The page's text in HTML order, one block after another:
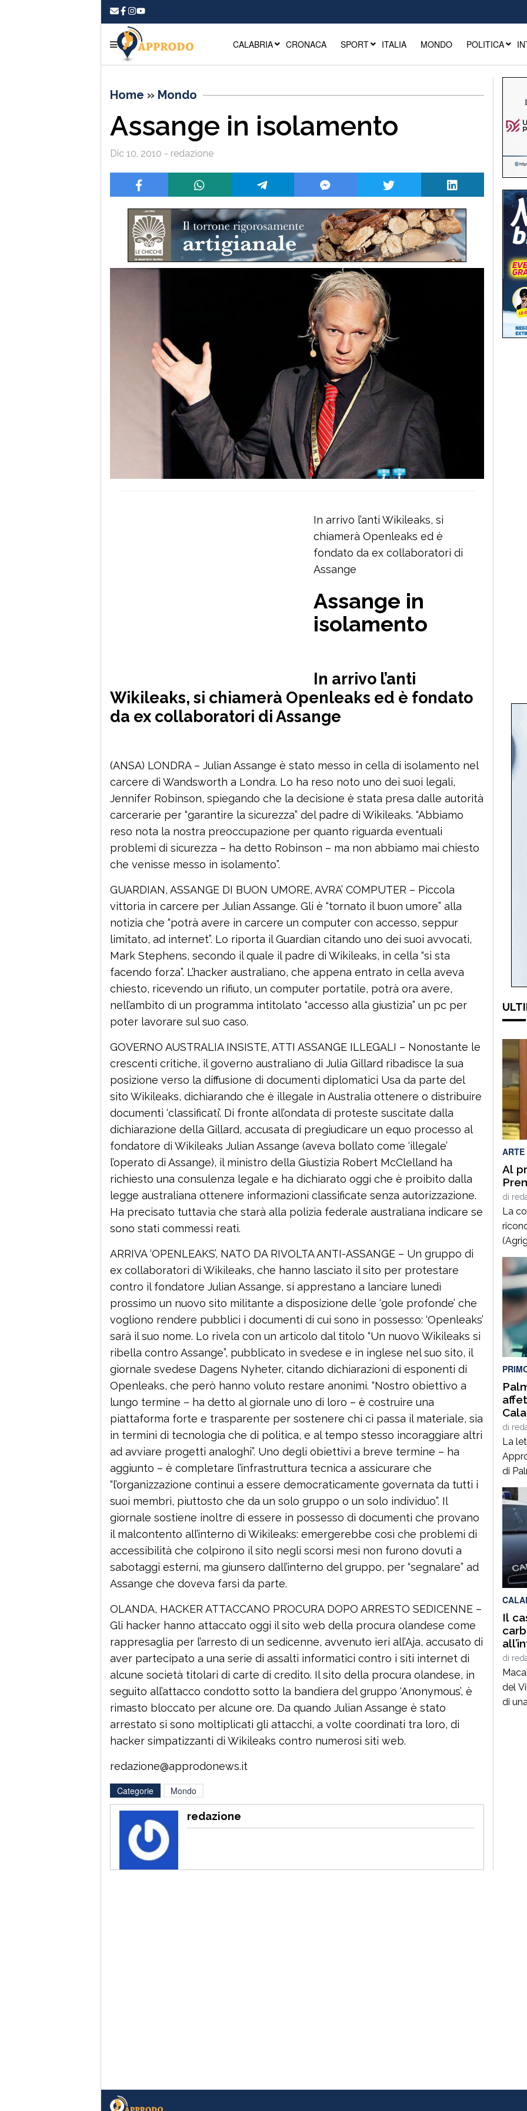
CALABRIA CRONACA SPORT ITALIA MONDO POLITICA
Home » Mondo
Assange in isolamento
Dic 10, 2010 - redazione
In arrivo l’anti Wikileaks, si
chiamerà Openleaks ed è
fondato da ex collaboratori di
Assange
Assange in
isolamento
In arrivo l’anti
Wikileaks, si chiamerà Openleaks ed è fondato
da ex collaboratori di Assange
(ANSA) LONDRA – Julian Assange è stato messo in cella di isolamento nel
carcere di Wandsworth a Londra. Lo ha reso noto uno dei suoi legali,
Jennifer Robinson, spiegando che la decisione è stata presa dalle autorità
carcerarie per “garantire la sicurezza” del padre di Wikileaks. “Abbiamo
reso nota la nostra preoccupazione per quanto riguarda eventuali
problemi di sicurezza – ha detto Robinson – ma non abbiamo mai chiesto
che venisse messo in isolamento”.
GUARDIAN, ASSANGE DI BUON UMORE, AVRA’ COMPUTER – Piccola
vittoria in carcere per Julian Assange. Gli è “tornato il buon umore” alla
notizia che “potrà avere in carcere un computer con accesso, seppur
limitato, ad internet”. Lo riporta il Guardian citando uno dei suoi avvocati,
Mark Stephens, secondo il quale il padre di Wikileaks, in cella “si sta
facendo forza”. L’hacker australiano, che appena entrato in cella aveva
chiesto, ricevendo un rifiuto, un computer portatile, potrà ora avere,
nell’ambito di un programma intitolato “accesso alla giustizia” un pc per
poter lavorare sul suo caso.
GOVERNO AUSTRALIA INSISTE, ATTI ASSANGE ILLEGALI – Nonostante le
crescenti critiche, il governo australiano di Julia Gillard ribadisce la sua
posizione verso la diffusione di documenti diplomatici Usa da parte del
sito Wikileaks, dichiarando che è illegale in Australia ottenere o distribuire
documenti ‘classificati’. Di fronte all’ondata di proteste suscitate dalla
dichiarazione della Gillard, accusata di pregiudicare un equo processo al
fondatore di Wikileaks Julian Assange (aveva bollato come ‘illegale’
l’operato di Assange), il ministro della Giustizia Robert McClelland ha
richiesto una consulenza legale e ha dichiarato oggi che è proibito dalla
legge australiana ottenere informazioni classificate senza autorizzazione.
Ha precisato tuttavia che starà alla polizia federale australiana indicare se
sono stati commessi reati.
ARRIVA ‘OPENLEAKS’, NATO DA RIVOLTA ANTI-ASSANGE – Un gruppo di
ex collaboratori di Wikileaks, che hanno lasciato il sito per protestare
contro il fondatore Julian Assange, si apprestano a lanciare lunedì
prossimo un nuovo sito militante a disposizione delle ‘gole profonde’ che
vogliono rendere pubblici i documenti di cui sono in possesso: ‘Openleaks’
sarà il suo nome. Lo rivela con un articolo dal titolo “Un nuovo Wikileaks si
ribella contro Assange”, pubblicato in svedese e in inglese nel suo sito, il
giornale svedese Dagens Nyheter, citando dichiarazioni di esponenti di
Openleaks, che però hanno voluto restare anonimi. “Nostro obiettivo a
lungo termine – ha detto al giornale uno di loro – è costruire una
piattaforma forte e trasparente per sostenere chi ci passa il materiale, sia
in termini di tecnologia che di politica, e al tempo stesso incoraggiare altri
ad avviare progetti analoghi”. Uno degli obiettivi a breve termine – ha
aggiunto – è completare l’infrastruttura tecnica a assicurare che
“l’organizzazione continui a essere democraticamente governata da tutti i
suoi membri, piuttosto che da un solo gruppo o un solo individuo”. Il
giornale sostiene inoltre di essere in possesso di documenti che provano
il malcontento all’interno di Wikileaks: emergerebbe così che problemi di
accessibilità che colpirono il sito negli scorsi mesi non furono dovuti a
sabotaggi esterni, ma giunsero dall’interno del gruppo, per “segnalare” ad
Assange che doveva farsi da parte.
OLANDA, HACKER ATTACCANO PROCURA DOPO ARRESTO SEDICENNE –
Gli hacker hanno attaccato oggi il sito web della procura olandese come
rappresaglia per l’arresto di un sedicenne, avvenuto ieri all’Aja, accusato di
aver partecipato a una serie di assalti informatici contro i siti internet di
alcune società titolari di carte di credito. Il sito della procura olandese, in
seguito all’attacco condotto sotto la bandiera del gruppo ‘Anonymous’, è
rimasto bloccato per alcune ore. Da quando Julian Assange è stato
arrestato si sono moltiplicati gli attacchi, a volte coordinati tra loro, di
hacker simpatizzanti di Wikileaks contro numerosi siti web.
redazione@approdonews.it
Categorie Mondo
redazione
ARTE
Al
di
La
“La
vita
una
male”
di
La
di
Una
27
Il
di
del
di